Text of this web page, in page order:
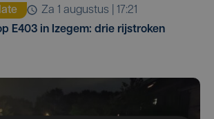
za 1 augustus | 17:21
E403 in Izegem: drie rijstroken